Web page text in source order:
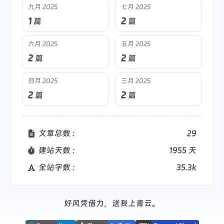
九月 2025
1 篇
七月 2025
2 篇
六月 2025
2 篇
五月 2025
2 篇
四月 2025
2 篇
三月 2025
2 篇
文章总数 :
29
建站天数 :
1955 天
全站字数 :
35.3k
好风凭借力，送我上青云。